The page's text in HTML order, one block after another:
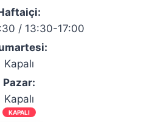
/ 13:30-17:00
Kapalı
Pazar:
Kapalı
KAPALI